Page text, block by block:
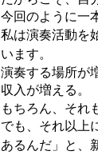
今回のように一
私は演奏活動を
います。
演奏する場所が
収入が増える。
もちろん、それ
でも、それ以上
あるんだ」と、